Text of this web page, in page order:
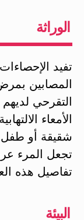
الوراثة
المصابين
التقرحي
الأمعاء
شقيقة أو طفل.
تجعل المرء
تفاصيل هذه
البيئة